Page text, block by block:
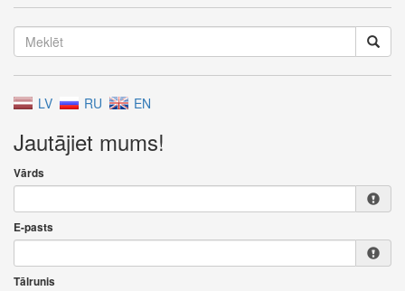
LV RU EN
Jautājiet mums!
Vārds
E-pasts
Tālrunis